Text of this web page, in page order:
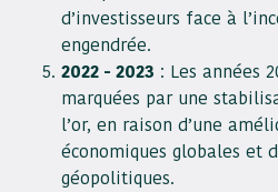
d’investisseurs face à
engendrée.
2022 - 2023 : Les années
marquées par une
l’or, en raison d’une
économiques globales et
géopolitiques.